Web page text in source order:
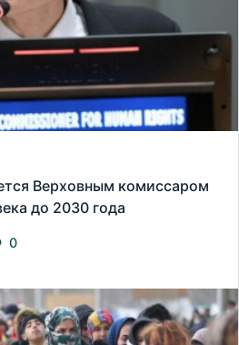
Верховным комиссаром
до 2030 года
0